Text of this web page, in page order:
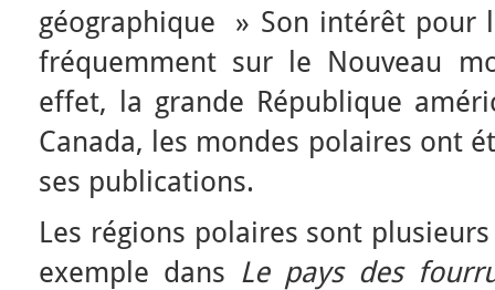
géographique » Son intérêt pour
fréquemment sur le Nouveau
effet, la grande République
Canada, les mondes polaires ont
ses publications.
Les régions polaires sont
exemple dans Le pays des